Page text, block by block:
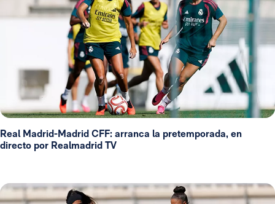
Real Madrid-Madrid CFF: arranca la pretemporada, en
directo por Realmadrid TV